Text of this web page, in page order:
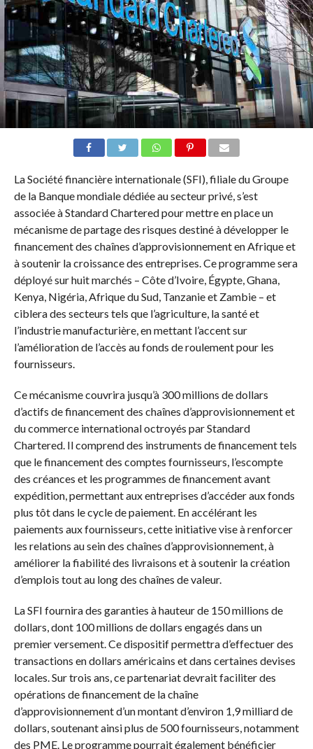
La Société financière internationale (SFI), filiale du Groupe
de la Banque mondiale dédiée au secteur privé, s’est
associée à Standard Chartered pour mettre en place un
mécanisme de partage des risques destiné à développer le
financement des chaînes d’approvisionnement en Afrique et
à soutenir la croissance des entreprises. Ce programme sera
déployé sur huit marchés – Côte d’Ivoire, Égypte, Ghana,
Kenya, Nigéria, Afrique du Sud, Tanzanie et Zambie – et
ciblera des secteurs tels que l’agriculture, la santé et
l’industrie manufacturière, en mettant l’accent sur
l’amélioration de l’accès au fonds de roulement pour les
fournisseurs.
Ce mécanisme couvrira jusqu’à 300 millions de dollars
d’actifs de financement des chaînes d’approvisionnement et
du commerce international octroyés par Standard
Chartered. Il comprend des instruments de financement tels
que le financement des comptes fournisseurs, l’escompte
des créances et les programmes de financement avant
expédition, permettant aux entreprises d’accéder aux fonds
plus tôt dans le cycle de paiement. En accélérant les
paiements aux fournisseurs, cette initiative vise à renforcer
les relations au sein des chaînes d’approvisionnement, à
améliorer la fiabilité des livraisons et à soutenir la création
d’emplois tout au long des chaînes de valeur.
La SFI fournira des garanties à hauteur de 150 millions de
dollars, dont 100 millions de dollars engagés dans un
premier versement. Ce dispositif permettra d’effectuer des
transactions en dollars américains et dans certaines devises
locales. Sur trois ans, ce partenariat devrait faciliter des
opérations de financement de la chaîne
d’approvisionnement d’un montant d’environ 1,9 milliard de
dollars, soutenant ainsi plus de 500 fournisseurs, notamment
des PME. Le programme pourrait également bénéficier